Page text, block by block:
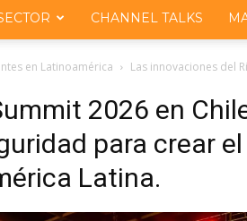
Chile
CHANNEL TALKS
en Latinoamérica
Las innovaciones del
2026 en
para crear el
Latina.